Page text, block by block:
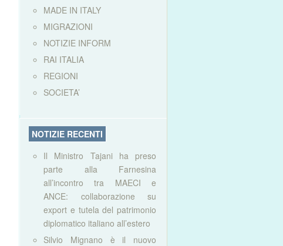
MADE IN ITALY
MIGRAZIONI
NOTIZIE INFORM
RAI ITALIA
REGIONI
SOCIETA’
NOTIZIE RECENTI
Il Ministro Tajani ha preso
parte alla Farnesina
all’incontro tra MAECI e
ANCE: collaborazione su
export e tutela del patrimonio
diplomatico italiano all’estero
Silvio Mignano è il nuovo